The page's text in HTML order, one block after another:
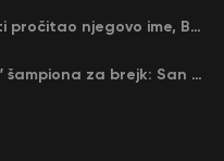
Nejmar ide na Mundijal: Anćeloti pročitao njegovo ime, Brazil u delirijumu (VIDEO)
Strašni Vembanjama “izudarao” šampiona za brejk: San Antonio poveo protiv Oklahome